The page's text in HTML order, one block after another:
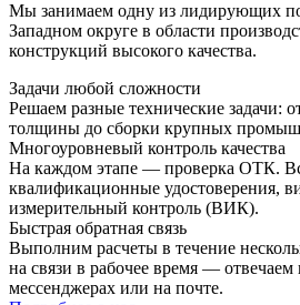
Мы занимаем одну из лидирующих
Западном округе в области
конструкций высокого качества.
Задачи любой сложности
Решаем разные технические задачи:
толщины до сборки крупных
Многоуровневый контроль качества
На каждом этапе — проверка ОТК.
квалификационные удостоверения,
измерительный контроль (ВИК).
Быстрая обратная связь
Выполним расчеты в течение
на связи в рабочее время — отвечаем
мессенджерах или на почте.